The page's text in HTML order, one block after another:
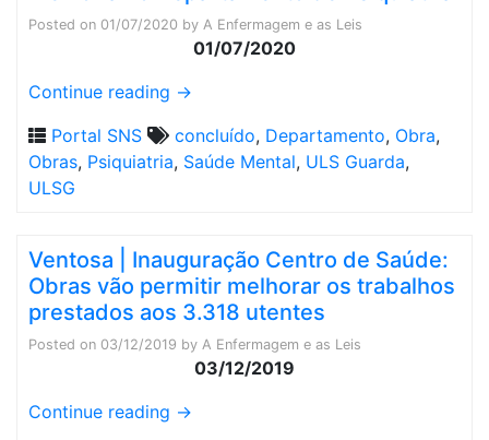
Posted on 01/07/2020 by A Enfermagem e as Leis
01/07/2020
Continue reading →
Portal SNS
concluído, Departamento, Obra,
Obras, Psiquiatria, Saúde Mental, ULS Guarda,
ULSG
Ventosa | Inauguração Centro de Saúde:
Obras vão permitir melhorar os trabalhos
prestados aos 3.318 utentes
Posted on 03/12/2019 by A Enfermagem e as Leis
03/12/2019
Continue reading →